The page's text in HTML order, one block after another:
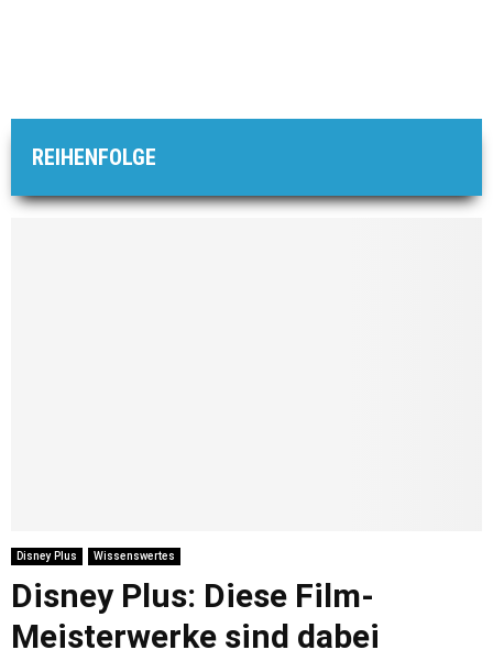
REIHENFOLGE
Disney Plus Wissenswertes
Disney Plus: Diese Film-
Meisterwerke sind dabei